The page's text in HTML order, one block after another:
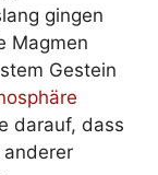
gingen
Magmen
Gestein
darauf, dass